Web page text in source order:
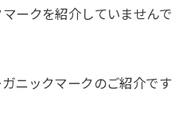
ークを紹介していませんで
ニックマークのご紹介です